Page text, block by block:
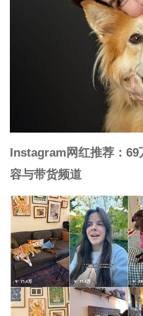
Instagram网红推荐：69
容与带货频道